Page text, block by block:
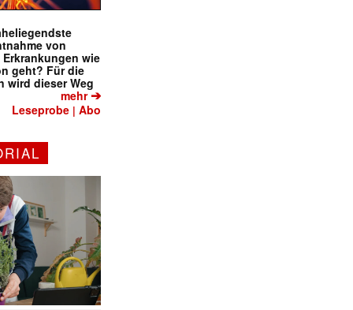
von
wie
geht? Für die
wird dieser Weg
mehr➔
Leseprobe |Abo